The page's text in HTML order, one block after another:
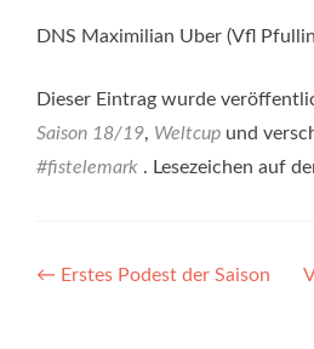
DNS Maximilian Uber (Vfl
Dieser Eintrag wurde
Saison 18/19, Weltcup und
#fistelemark . Lesezeichen auf
← Erstes Podest der Saison